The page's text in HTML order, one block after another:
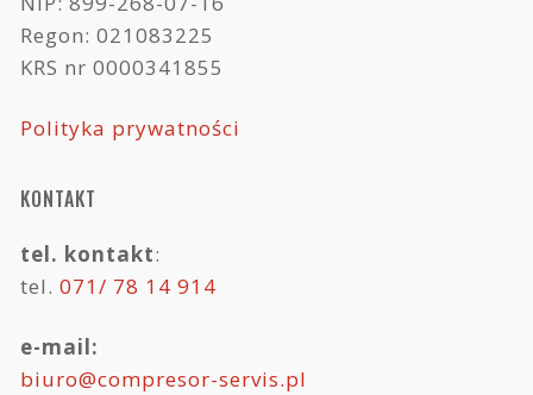
Regon: 021083225
KRS nr 0000341855
Polityka prywatności
KONTAKT
tel. kontakt:
tel. 071/ 78 14 914
e-mail:
biuro@compresor-servis.pl